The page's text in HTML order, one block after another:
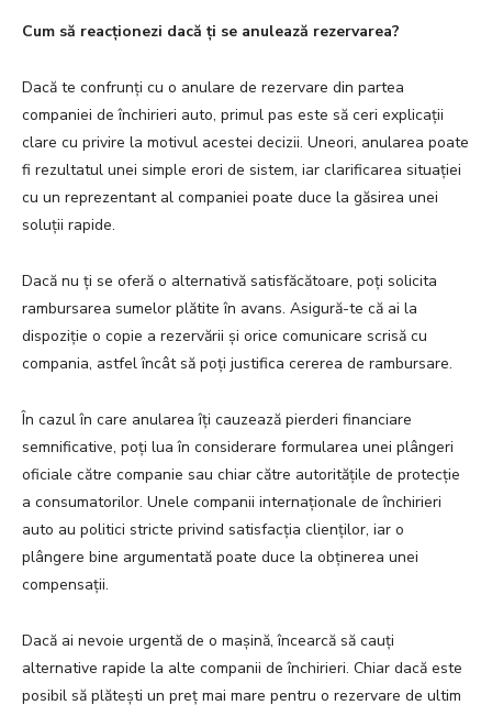
Cum să reacționezi dacă ți se anulează rezervarea?
Dacă te confrunți cu o anulare de rezervare din partea
companiei de închirieri auto, primul pas este să ceri explicații
clare cu privire la motivul acestei decizii. Uneori, anularea poate
fi rezultatul unei simple erori de sistem, iar clarificarea situației
cu un reprezentant al companiei poate duce la găsirea unei
soluții rapide.
Dacă nu ți se oferă o alternativă satisfăcătoare, poți solicita
rambursarea sumelor plătite în avans. Asigură-te că ai la
dispoziție o copie a rezervării și orice comunicare scrisă cu
compania, astfel încât să poți justifica cererea de rambursare.
În cazul în care anularea îți cauzează pierderi financiare
semnificative, poți lua în considerare formularea unei plângeri
oficiale către companie sau chiar către autoritățile de protecție
a consumatorilor. Unele companii internaționale de închirieri
auto au politici stricte privind satisfacția clienților, iar o
plângere bine argumentată poate duce la obținerea unei
compensații.
Dacă ai nevoie urgentă de o mașină, încearcă să cauți
alternative rapide la alte companii de închirieri. Chiar dacă este
posibil să plătești un preț mai mare pentru o rezervare de ultim